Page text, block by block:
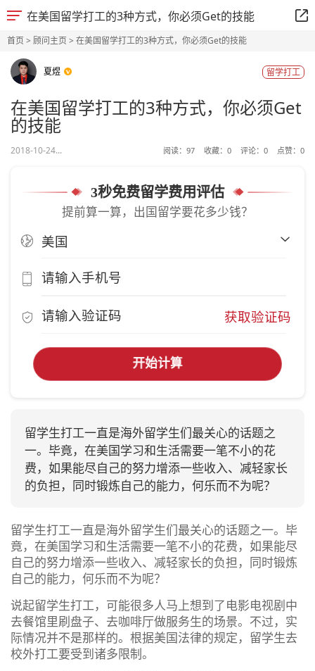
在美国留学打工的3种方式，你必须Get的技能
首页> 顾问主页> 在美国留学打工的3种方式，你必须Get的技能
夏煜 留学打工
在美国留学打工的3种方式，你必须Get
的技能
2018-10-24... 阅读： 97 收藏： 0 评论： 0 点赞： 0
3秒免费留学费用评估
提前算一算，出国留学要花多少钱？
获取验证码
开始计算
留学生打工一直是海外留学生们最关心的话题之
一。毕竟，在美国学习和生活需要一笔不小的花
费，如果能尽自己的努力增添一些收入、减轻家长
的负担，同时锻炼自己的能力，何乐而不为呢？
留学生打工一直是海外留学生们最关心的话题之一。毕
竟，在美国学习和生活需要一笔不小的花费，如果能尽
自己的努力增添一些收入、减轻家长的负担，同时锻炼
自己的能力，何乐而不为呢？
说起留学生打工，可能很多人马上想到了电影电视剧中
去餐馆里刷盘子、去咖啡厅做服务生的场景。不过，实
际情况并不是那样的。根据美国法律的规定，留学生去
校外打工要受到诸多限制。